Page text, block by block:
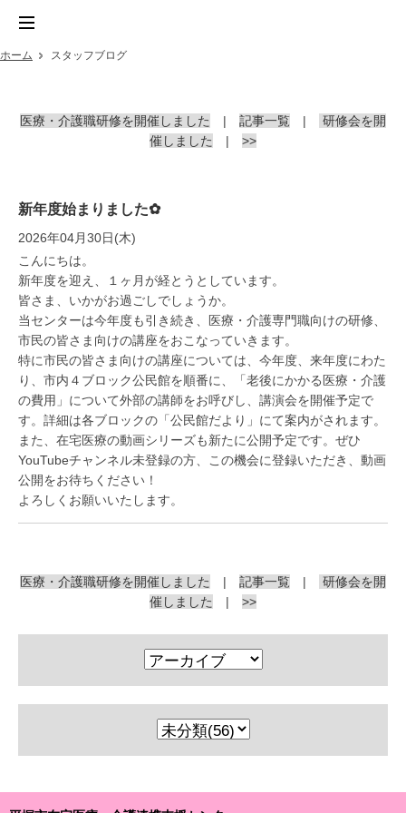
ホーム スタッフブログ
医療・介護職研修を開催しました | 記事一覧 |
研修会を開
催しました
| >>
新年度始まりました✿
2026年04月30日(木)
こんにちは。
新年度を迎え、１ヶ月が経とうとしています。
皆さま、いかがお過ごしでしょうか。
当センターは今年度も引き続き、医療・介護専門職向けの研修、
市民の皆さま向けの講座をおこなっていきます。
特に市民の皆さま向けの講座については、今年度、来年度にわた
り、市内４ブロック公民館を順番に、「老後にかかる医療・介護
の費用」について外部の講師をお呼びし、講演会を開催予定で
す。詳細は各ブロックの「公民館だより」にて案内がされます。
また、在宅医療の動画シリーズも新たに公開予定です。ぜひ
YouTubeチャンネル未登録の方、この機会に登録いただき、動画
公開をお待ちください！
よろしくお願いいたします。
医療・介護職研修を開催しました | 記事一覧 |
研修会を開
催しました
| >>